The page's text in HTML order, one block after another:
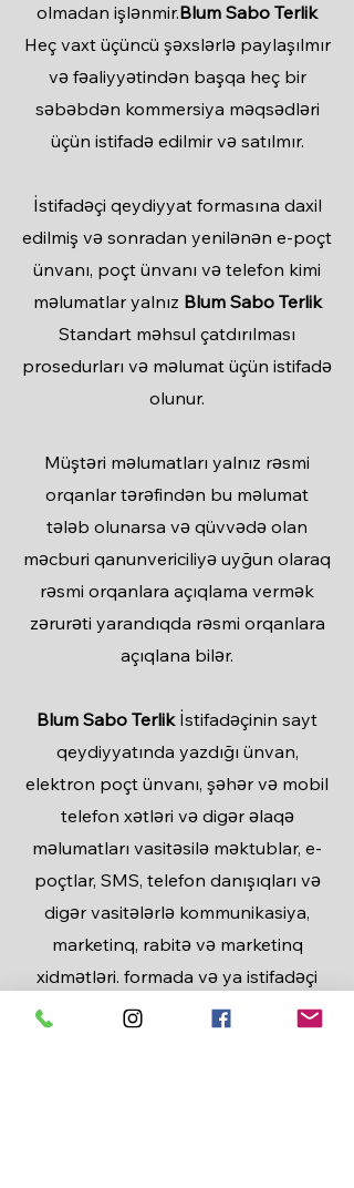
olmadan işlənmir.Blum Sabo Terlik
Heç vaxt üçüncü şəxslərlə paylaşılmır
və fəaliyyətindən başqa heç bir
səbəbdən kommersiya məqsədləri
üçün istifadə edilmir və satılmır.
İstifadəçi qeydiyyat formasına daxil
edilmiş və sonradan yenilənən e-poçt
ünvanı, poçt ünvanı və telefon kimi
məlumatlar yalnız Blum Sabo Terlik
Standart məhsul çatdırılması
prosedurları və məlumat üçün istifadə
olunur.
Müştəri məlumatları yalnız rəsmi
orqanlar tərəfindən bu məlumat
tələb olunarsa və qüvvədə olan
məcburi qanunvericiliyə uyğun olaraq
rəsmi orqanlara açıqlama vermək
zərurəti yarandıqda rəsmi orqanlara
açıqlana bilər.
Blum Sabo Terlikİstifadəçinin sayt
qeydiyyatında yazdığı ünvan,
elektron poçt ünvanı, şəhər və mobil
telefon xətləri və digər əlaqə
məlumatları vasitəsilə məktublar, e-
poçtlar, SMS, telefon danışıqları və
digər vasitələrlə kommunikasiya,
marketinq, rabitə və marketinq
xidmətləri. formada və ya istifadəçi
tərəfindən sonradan yenilənir.reklam,